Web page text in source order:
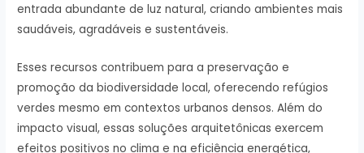
entrada abundante de luz natural, criando ambientes mais
saudáveis, agradáveis e sustentáveis.
Esses recursos contribuem para a preservação e
promoção da biodiversidade local, oferecendo refúgios
verdes mesmo em contextos urbanos densos. Além do
impacto visual, essas soluções arquitetônicas exercem
efeitos positivos no clima e na eficiência energética,